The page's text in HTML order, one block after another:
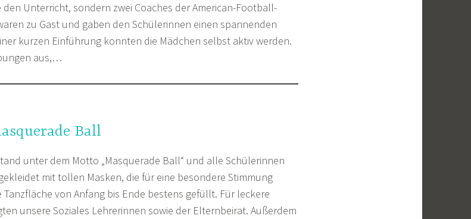
Unterricht, sondern zwei Coaches der American-Football-
zu Gast und gaben den Schülerinnen einen spannenden
kurzen Einführung konnten die Mädchen selbst aktiv werden.
aus,…
Ball
unter dem Motto „Masquerade Ball“ und alle Schülerinnen
mit tollen Masken, die für eine besondere Stimmung
Tanzfläche von Anfang bis Ende bestens gefüllt. Für leckere
unsere Soziales Lehrerinnen sowie der Elternbeirat. Außerdem